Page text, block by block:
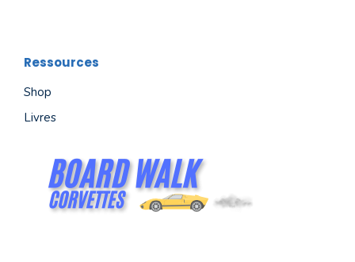
Ressources
Shop
Livres